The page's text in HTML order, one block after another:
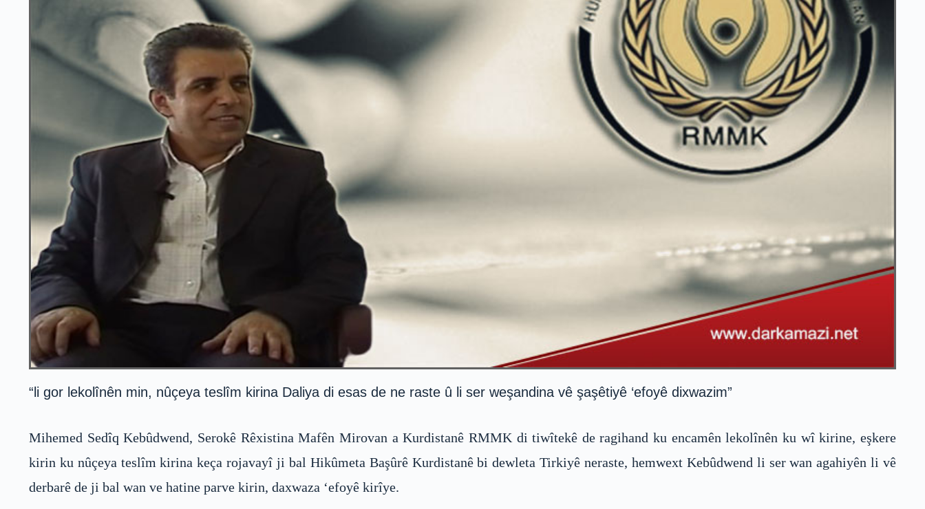
“li gor lekolînên min, nûçeya teslîm kirina Daliya di esas de ne raste û li ser weşandina vê şaşêtiyê ‘efoyê dixwazim”
Mihemed Sedîq Kebûdwend, Serokê Rêxistina Mafên Mirovan a Kurdistanê RMMK di tiwîtekê de ragihand ku encamên lekolînên ku wî kirine, eşkere
kirin ku nûçeya teslîm kirina keça rojavayî ji bal Hikûmeta Başûrê Kurdistanê bi dewleta Tirkiyê neraste, hemwext Kebûdwend li ser wan agahiyên li vê
derbarê de ji bal wan ve hatine parve kirin, daxwaza ‘efoyê kirîye.